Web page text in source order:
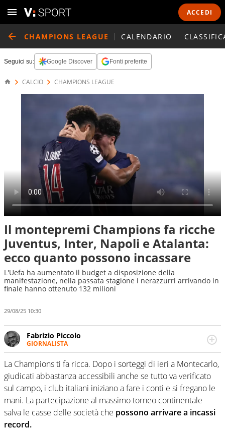
ACCEDI
CHAMPIONS LEAGUE CALENDARIO
Seguici su: Google Discover Fonti preferite
CALCIO CHAMPIONS LEAGUE
Il montepremi Champions fa ricche
Juventus, Inter, Napoli e Atalanta:
ecco quanto possono incassare
L'Uefa ha aumentato il budget a disposizione della
manifestazione, nella passata stagione i nerazzurri arrivando in
finale hanno ottenuto 132 milioni
29/08/25 10:30
Fabrizio Piccolo
GIORNALISTA
Nella sua carriera ha seguito numerose manifestazioni
sportive e collaborato con agenzie e testate. Esperienza,
competenza, conoscenza e memoria storica. Si occupa
prevalentemente di calcio
La Champions ti fa ricca. Dopo i sorteggi di ieri a Montecarlo,
giudicati abbastanza accessibili anche se tutto va verificato
sul campo, i club italiani iniziano a fare i conti e si fregano le
mani. La partecipazione al massimo torneo continentale
salva le casse delle società che possono arrivare a incassi
record.